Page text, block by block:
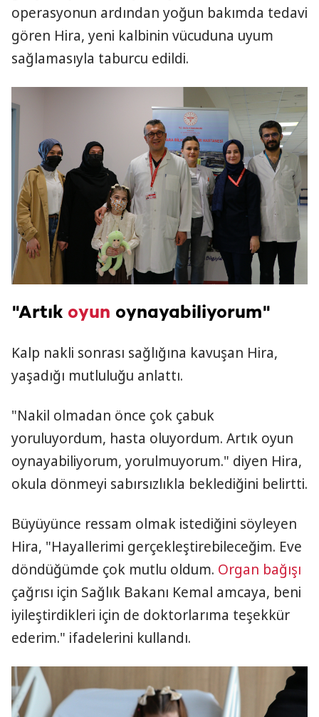
operasyonun ardından yoğun bakımda tedavi
gören Hira, yeni kalbinin vücuduna uyum
sağlamasıyla taburcu edildi.
"Artık oyun oynayabiliyorum"
Kalp nakli sonrası sağlığına kavuşan Hira,
yaşadığı mutluluğu anlattı.
"Nakil olmadan önce çok çabuk
yoruluyordum, hasta oluyordum. Artık oyun
oynayabiliyorum, yorulmuyorum." diyen Hira,
okula dönmeyi sabırsızlıkla beklediğini belirtti.
Büyüyünce ressam olmak istediğini söyleyen
Hira, "Hayallerimi gerçekleştirebileceğim. Eve
döndüğümde çok mutlu oldum. Organ bağışı
çağrısı için Sağlık Bakanı Kemal amcaya, beni
iyileştirdikleri için de doktorlarıma teşekkür
ederim." ifadelerini kullandı.